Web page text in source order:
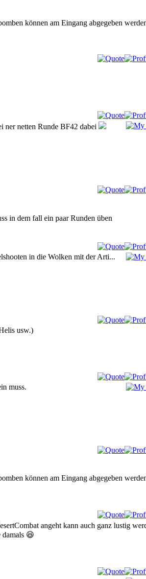
können am Eingang abgegeben
ner netten Runde BF42 dabei
in dem fall ein paar Runden üben
in die Wolken mit der Arti...
usw.)
muss.
können am Eingang abgegeben
angeht kann auch ganz lustig
damals 😆